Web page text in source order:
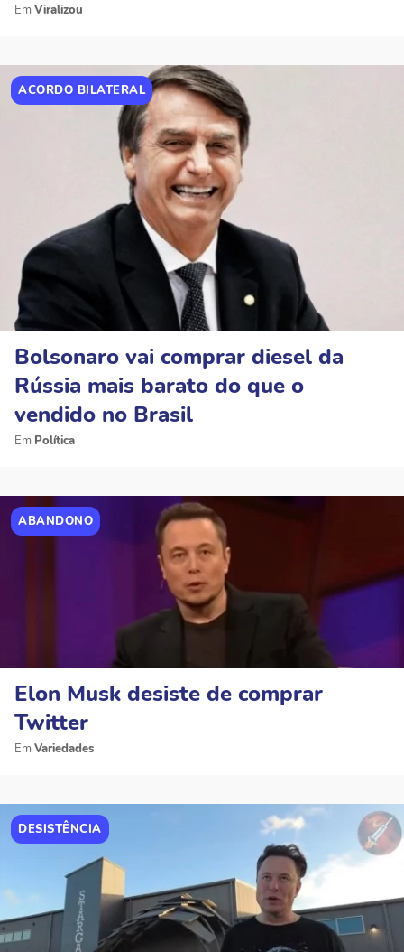
Viralizou
ACORDO BILATERAL
Bolsonaro vai comprar diesel da
Rússia mais barato do que o
vendido no Brasil
Política
ABANDONO
Elon Musk desiste de comprar
Twitter
Variedades
DESISTÊNCIA